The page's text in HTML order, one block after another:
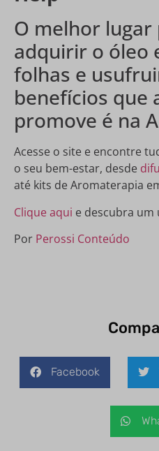
O melhor lugar
adquirir o óleo
folhas e
benefícios que
promove é na
Acesse o site e encontre
o seu bem-estar, desde
até kits de Aromaterapia
Clique aqui e descubra um
Por Perossi Conteúdo
Facebook